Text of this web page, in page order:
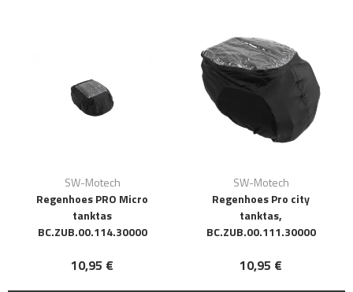
SW-Motech
Regenhoes PRO Micro
tanktas
BC.ZUB.00.114.30000
10,95 €
SW-Motech
Regenhoes Pro city
tanktas,
BC.ZUB.00.111.30000
10,95 €